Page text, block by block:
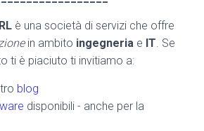
è una società di servizi che offre
in ambito ingegneria e IT. Se
ti è piaciuto ti invitiamo a:
blog
disponibili - anche per la